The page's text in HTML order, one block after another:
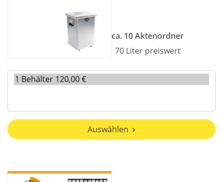
ca. 10 Aktenordner
70 Liter preiswert
Auswählen